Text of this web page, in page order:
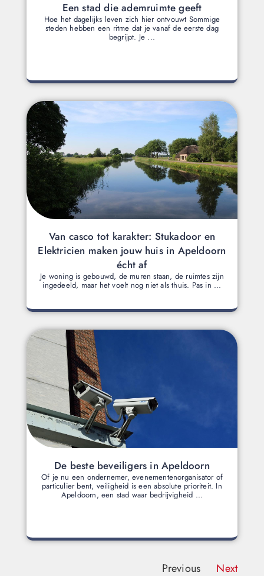
Een stad die ademruimte geeft
Hoe het dagelijks leven zich hier ontvouwt Sommige
steden hebben een ritme dat je vanaf de eerste dag
begrijpt. Je ...
Van casco tot karakter: Stukadoor en
Elektricien maken jouw huis in Apeldoorn
écht af
Je woning is gebouwd, de muren staan, de ruimtes zijn
ingedeeld, maar het voelt nog niet als thuis. Pas in ...
De beste beveiligers in Apeldoorn
Of je nu een ondernemer, evenementenorganisator of
particulier bent, veiligheid is een absolute prioriteit. In
Apeldoorn, een stad waar bedrijvigheid ...
Previous Next